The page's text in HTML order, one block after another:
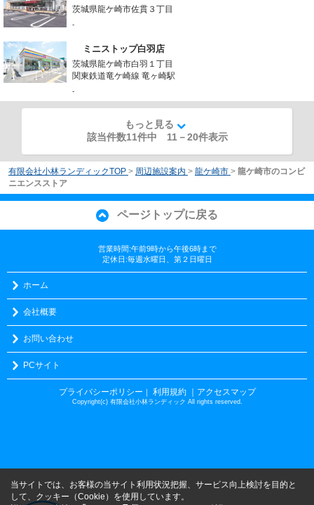
茨城県龍ケ崎市佐貫３丁目
-
ミニストップ白羽店
茨城県龍ケ崎市白羽１丁目
関東鉄道竜ケ崎線 竜ヶ崎駅
-
もっと見る
該当件数11件中 11 －20件表示
有限会社小林ランディックTOP > 周辺施設案内 > 龍ケ崎市 > 龍ケ崎市のコンビ
ニエンスストア
ページトップに戻る
営業時間:午前9時から午後6時まで
定休日:毎週水曜日、第２日曜日
ホーム
会社概要
お問い合わせ
PCサイト
プライバシーポリシー ｜ 利用規約 ｜アクセスマップ
Copyright(c) 有限会社小林ランディック All rights reserved.
当サイトでは、お客様の当サイト利用状況把握、サービス向上検討を目的と
して、クッキー（Cookie）を使用しています。